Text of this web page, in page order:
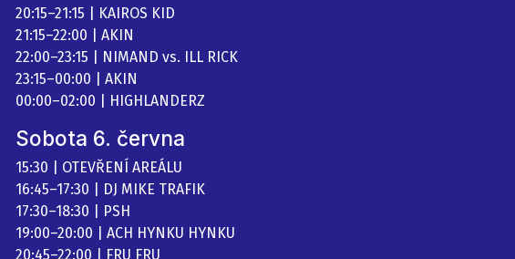
20:15–21:15 | KAIROS KID
21:15–22:00 | AKIN
22:00–23:15 | NIMAND vs. ILL RICK
23:15–00:00 | AKIN
00:00–02:00 | HIGHLANDERZ
Sobota 6. června
15:30 | OTEVŘENÍ AREÁLU
16:45–17:30 | DJ MIKE TRAFIK
17:30–18:30 | PSH
19:00–20:00 | ACH HYNKU HYNKU
20:45–22:00 | FRU FRU